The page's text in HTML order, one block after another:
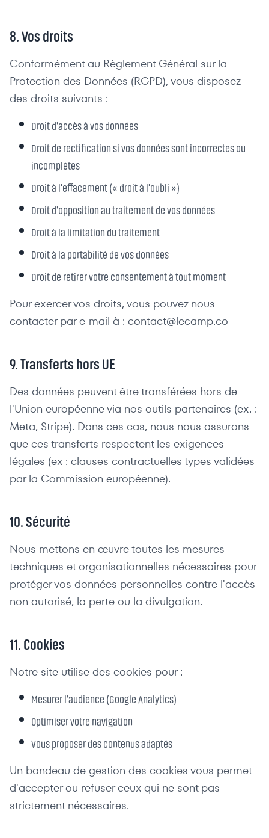
8. Vos droits
Conformément au Règlement Général sur la
Protection des Données (RGPD), vous disposez
des droits suivants :
Droit d'accès à vos données
Droit de rectification si vos données sont incorrectes ou
incomplètes
Droit à l'effacement (« droit à l'oubli »)
Droit d'opposition au traitement de vos données
Droit à la limitation du traitement
Droit à la portabilité de vos données
Droit de retirer votre consentement à tout moment
Pour exercer vos droits, vous pouvez nous
contacter par e-mail à : contact@lecamp.co
9. Transferts hors UE
Des données peuvent être transférées hors de
l'Union européenne via nos outils partenaires (ex. :
Meta, Stripe). Dans ces cas, nous nous assurons
que ces transferts respectent les exigences
légales (ex : clauses contractuelles types validées
par la Commission européenne).
10. Sécurité
Nous mettons en œuvre toutes les mesures
techniques et organisationnelles nécessaires pour
protéger vos données personnelles contre l'accès
non autorisé, la perte ou la divulgation.
11. Cookies
Notre site utilise des cookies pour :
Mesurer l'audience (Google Analytics)
Optimiser votre navigation
Vous proposer des contenus adaptés
Un bandeau de gestion des cookies vous permet
d'accepter ou refuser ceux qui ne sont pas
strictement nécessaires.